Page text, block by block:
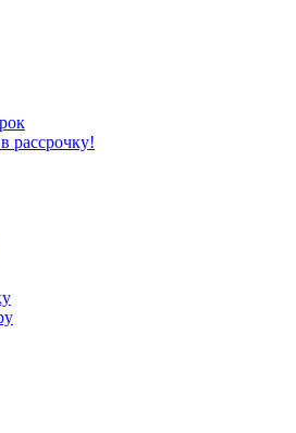
рассрочку!